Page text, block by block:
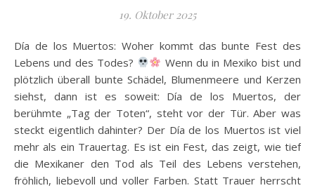
19. Oktober 2025
Día de los Muertos: Woher kommt das bunte Fest des
Lebens und des Todes?
Wenn du in Mexiko bist und
plötzlich überall bunte Schädel, Blumenmeere und Kerzen
siehst, dann ist es soweit: Día de los Muertos, der
berühmte „Tag der Toten“, steht vor der Tür. Aber was
steckt eigentlich dahinter? Der Día de los Muertos ist viel
mehr als ein Trauertag. Es ist ein Fest, das zeigt, wie tief
die Mexikaner den Tod als Teil des Lebens verstehen,
fröhlich, liebevoll und voller Farben. Statt Trauer herrscht